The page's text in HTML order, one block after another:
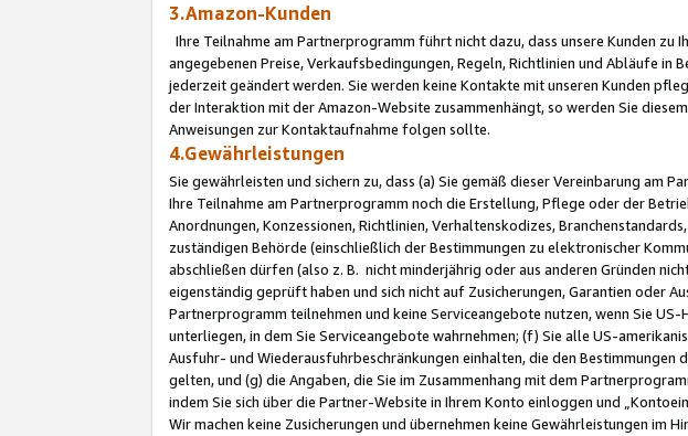
3.Amazon-Kunden
Ihre Teilnahme am Partnerprogramm führt nicht dazu, dass unsere Kunden
angegebenen Preise, Verkaufsbedingungen, Regeln, Richtlinien und Abläufe
jederzeit geändert werden. Sie werden keine Kontakte mit unseren Kunden
der Interaktion mit der Amazon-Website zusammenhängt, so werden Sie
Anweisungen zur Kontaktaufnahme folgen sollte.
4.Gewährleistungen
Sie gewährleisten und sichern zu, dass (a) Sie gemäß dieser Vereinbarung am
Ihre Teilnahme am Partnerprogramm noch die Erstellung, Pflege oder der
Anordnungen, Konzessionen, Richtlinien, Verhaltenskodizes,
zuständigen Behörde (einschließlich der Bestimmungen zu elektronischer
abschließen dürfen (also z. B. nicht minderjährig oder aus anderen Gründen
eigenständig geprüft haben und sich nicht auf Zusicherungen, Garantien oder
Partnerprogramm teilnehmen und keine Serviceangebote nutzen, wenn Sie
unterliegen, in dem Sie Serviceangebote wahrnehmen; (f) Sie alle US-
Ausfuhr- und Wiederausfuhrbeschränkungen einhalten, die den
gelten, und (g) die Angaben, die Sie im Zusammenhang mit dem
indem Sie sich über die Partner-Website in Ihrem Konto einloggen und
Wir machen keine Zusicherungen und übernehmen keine Gewährleistungen im